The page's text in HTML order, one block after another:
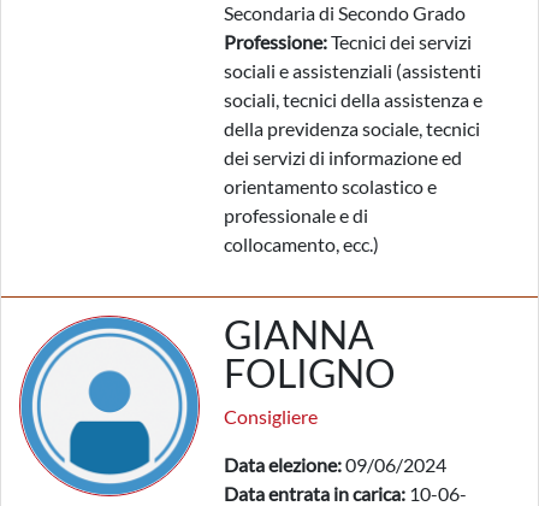
Secondaria di Secondo Grado
Professione:Tecnici dei servizi
sociali e assistenziali (assistenti
sociali, tecnici della assistenza e
della previdenza sociale, tecnici
dei servizi di informazione ed
orientamento scolastico e
professionale e di
collocamento, ecc.)
GIANNA
FOLIGNO
Consigliere
Data elezione:09/06/2024
Data entrata in carica: 10-06-